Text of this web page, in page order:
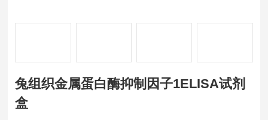
兔组织金属蛋白酶抑制因子1ELISA试剂
盒